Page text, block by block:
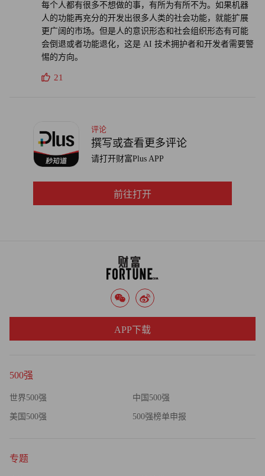
每个人都有很多不想做的事，有所为有所不为。如果机器
人的功能再充分的开发出很多人类的社会功能，就能扩展
更广阔的市场。但是人的意识形态和社会组织形态有可能
会倒退或者功能退化，这是 AI 技术拥护者和开发者需要警
惕的方向。
21
评论
撰写或查看更多评论
请打开财富Plus APP
前往打开
500强
世界500强 中国500强
美国500强 500强榜单申报
专题
APP下载